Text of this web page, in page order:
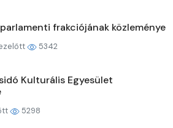
parlamenti frakciójának közleménye
5342
Kulturális Egyesület
5298